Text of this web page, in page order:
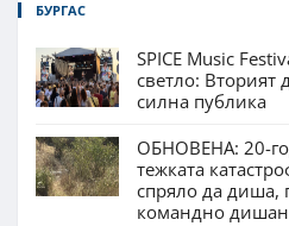
БУРГАС
SPICE Music
светло: Вторият
силна публика
ОБНОВЕНА: 20-
тежката
спряло да диша,
командно